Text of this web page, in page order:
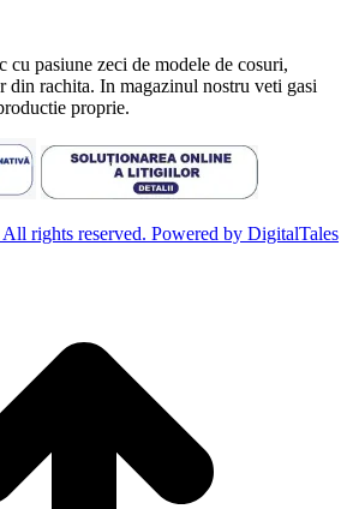
cu pasiune zeci de modele de cosuri,
din rachita. In magazinul nostru veti gasi
proprie.
rights reserved. Powered by DigitalTales